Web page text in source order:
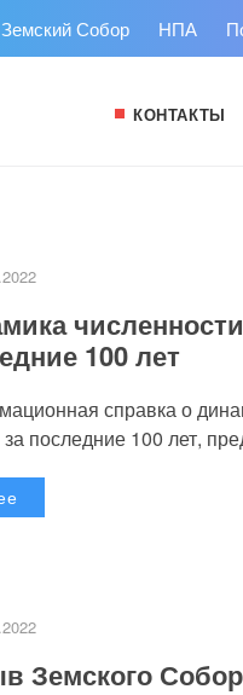
Земский Собор НПА
КОНТАКТЫ
100 лет
справка о
последние 100 лет,
Земского